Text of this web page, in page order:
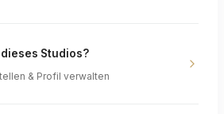
Studios?
& Profil verwalten